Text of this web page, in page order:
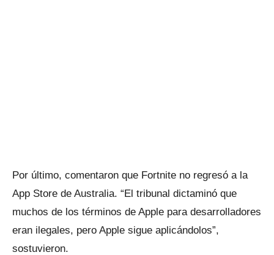
Por último, comentaron que Fortnite no regresó a la
App Store de Australia. “El tribunal dictaminó que
muchos de los términos de Apple para desarrolladores
eran ilegales, pero Apple sigue aplicándolos”,
sostuvieron.